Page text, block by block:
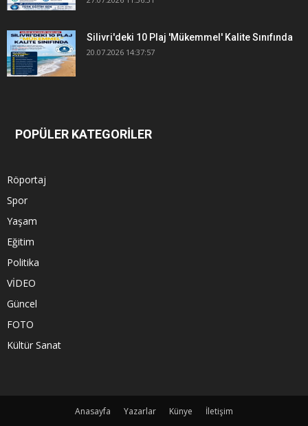
Silivri'deki 10 Plaj 'Mükemmel' Kalite Sınıfında
20.07.2026 14:37:57
POPÜLER KATEGORİLER
Röportaj
Spor
Yaşam
Eğitim
Politika
VİDEO
Güncel
FOTO
Kültür Sanat
Anasayfa Yazarlar Künye
İletişim